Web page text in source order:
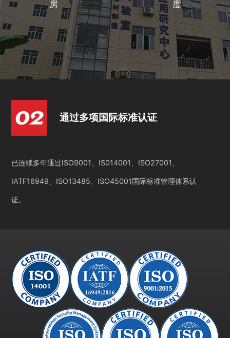
房
度
通过多项国际标准认证
已连续多年通过ISO9001、IS014001、ISO27001、
IATF16949、ISO13485、ISO45001国际标准管理体系认
证。